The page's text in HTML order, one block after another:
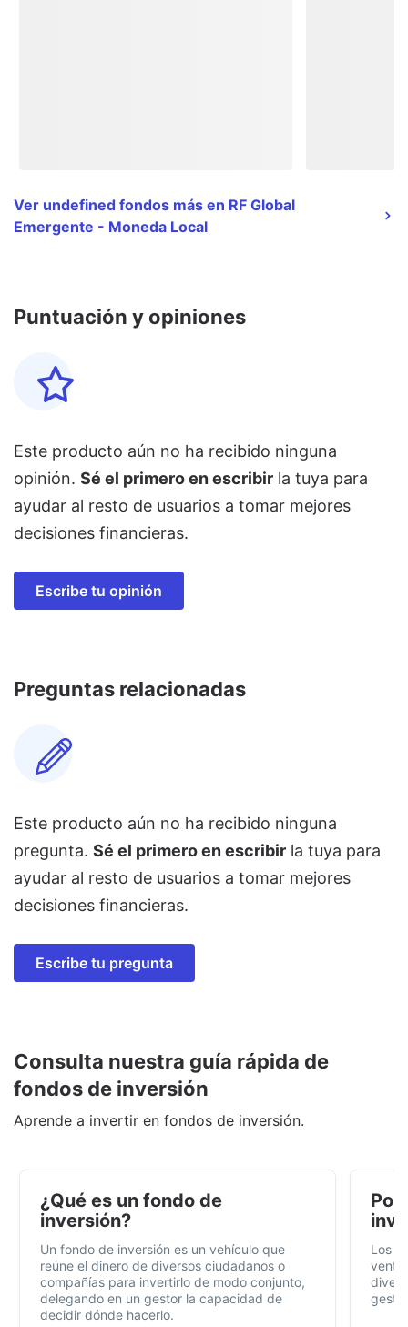
Ver undefined fondos más en RF Global
Emergente - Moneda Local
Puntuación y opiniones
Este producto aún no ha recibido ninguna
opinión. Sé el primero en escribir la tuya para
ayudar al resto de usuarios a tomar mejores
decisiones financieras.
Escribe tu opinión
Preguntas relacionadas
Este producto aún no ha recibido ninguna
pregunta. Sé el primero en escribir la tuya para
ayudar al resto de usuarios a tomar mejores
decisiones financieras.
Escribe tu pregunta
Consulta nuestra guía rápida de
fondos de inversión
Aprende a invertir en fondos de inversión.
¿Qué es un fondo de
inversión?
Un fondo de inversión es un vehículo que
reúne el dinero de diversos ciudadanos o
compañías para invertirlo de modo conjunto,
delegando en un gestor la capacidad de
decidir dónde hacerlo.
Por
Los